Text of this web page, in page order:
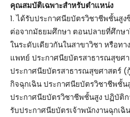
คุณสมบัติเฉพาะสำหรับตำแหน่ง
1. ได้รับประกาศนียบัตรวิชาชีพชั้นสูง
ต่อจากมัธยมศึกษา ตอนปลายที่ศึกษ
ในระดับเดียวกันในสาขาวิชา หรือท
แพทย์ ประกาศนียบัตรสาธารณสุขศ
ประกาศนียบัตรสาธารณสุขศาสตร์ (
กิจฉุกเฉิน ประกาศนียบัตรวิชาชีพชั้น
ประกาศนียบัตรวิชาชีพชั้นสูง ปฏิบัติ
รับประกาศนียบัตรเจ้าพนักงานฉุกเ